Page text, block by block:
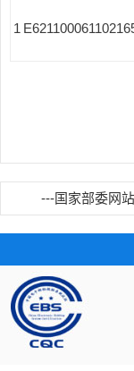
1
---国家部委网